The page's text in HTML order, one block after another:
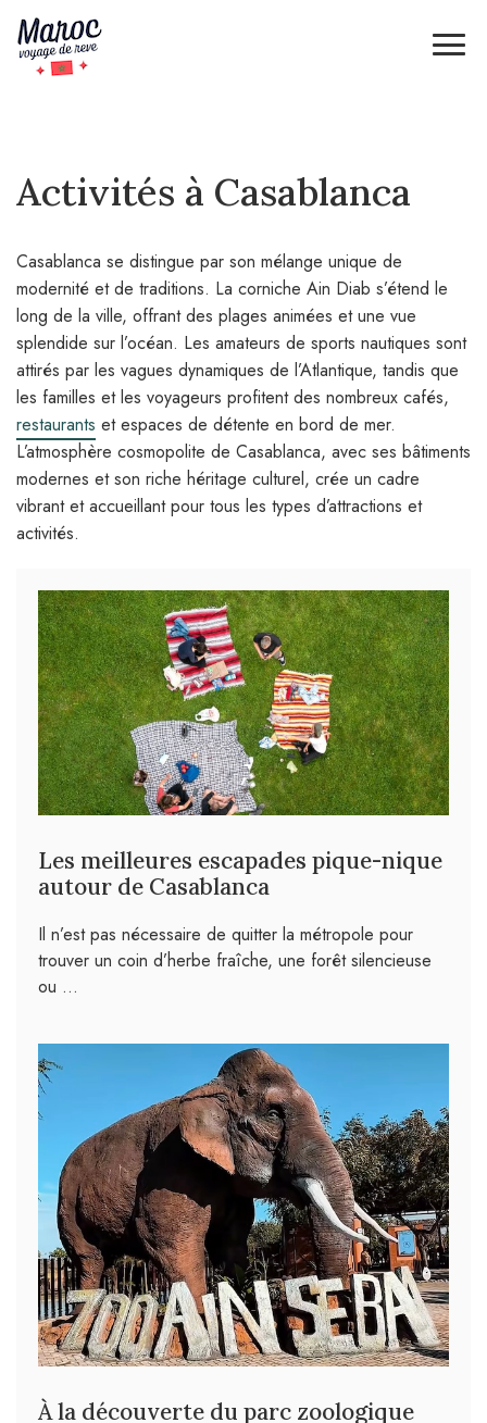
Activités à Casablanca
Casablanca se distingue par son mélange unique de
modernité et de traditions. La corniche Ain Diab s’étend le
long de la ville, offrant des plages animées et une vue
splendide sur l’océan. Les amateurs de sports nautiques sont
attirés par les vagues dynamiques de l’Atlantique, tandis que
les familles et les voyageurs profitent des nombreux cafés,
restaurants et espaces de détente en bord de mer.
L’atmosphère cosmopolite de Casablanca, avec ses bâtiments
modernes et son riche héritage culturel, crée un cadre
vibrant et accueillant pour tous les types d’attractions et
activités.
Les meilleures escapades pique-nique
autour de Casablanca
Il n’est pas nécessaire de quitter la métropole pour
trouver un coin d’herbe fraîche, une forêt silencieuse
ou …
À la découverte du parc zoologique